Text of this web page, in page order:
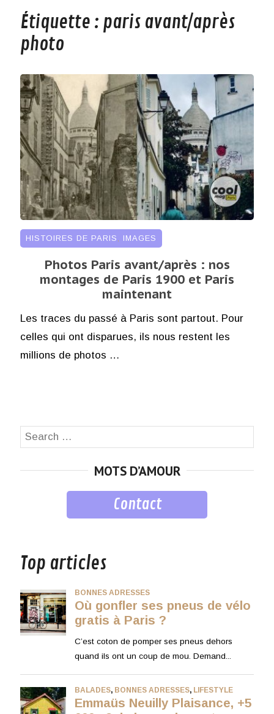
Étiquette : paris avant/après
photo
HISTOIRES DE PARIS IMAGES
Photos Paris avant/après : nos
montages de Paris 1900 et Paris
maintenant
Les traces du passé à Paris sont partout. Pour
celles qui ont disparues, ils nous restent les
millions de photos …
Search
MOTS D’AMOUR
Contact
Top articles